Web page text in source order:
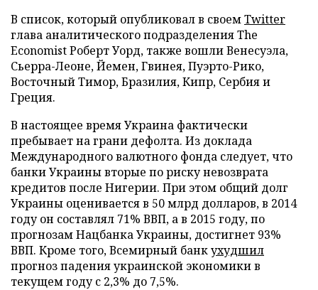
В список, который опубликовал в своемTwitter
глава аналитического подразделения The
Economist Роберт Уорд, также вошли Венесуэла,
Сьерра-Леоне, Йемен, Гвинея, Пуэрто-Рико,
Восточный Тимор, Бразилия, Кипр, Сербия и
Греция.
В настоящее время Украина фактически
пребывает на грани дефолта. Из доклада
Международного валютного фонда следует, что
банки Украины вторые по риску невозврата
кредитов после Нигерии. При этом общий долг
Украины оценивается в 50 млрд долларов, в 2014
году он составлял 71% ВВП, а в 2015 году, по
прогнозам Нацбанка Украины, достигнет 93%
ВВП. Кроме того, Всемирный банкухудшил
прогноз падения украинской экономики в
текущем году с 2,3% до 7,5%.